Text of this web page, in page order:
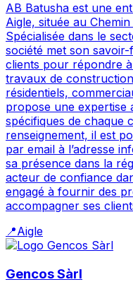
AB Batusha est une
Aigle, située au
Spécialisée dans le
société met son
clients pour répondre
travaux de
résidentiels,
propose une expertise
spécifiques de chaque
renseignement, il est
par email à l’adresse
sa présence dans la
acteur de confiance
engagé à fournir des
accompagner ses
📍Aigle
Gencos Sàrl